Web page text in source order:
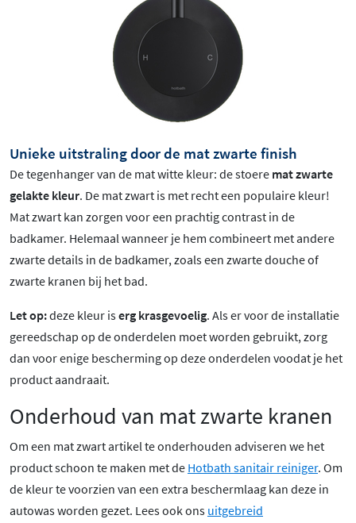
Unieke uitstraling door de mat zwarte finish
De tegenhanger van de mat witte kleur: de stoere mat zwarte
gelakte kleur. De mat zwart is met recht een populaire kleur!
Mat zwart kan zorgen voor een prachtig contrast in de
badkamer. Helemaal wanneer je hem combineert met andere
zwarte details in de badkamer, zoals een zwarte douche of
zwarte kranen bij het bad.
Let op:deze kleur iserg krasgevoelig. Als er voor de installatie
gereedschap op de onderdelen moet worden gebruikt, zorg
dan voor enige bescherming op deze onderdelen voodat je het
product aandraait.
Onderhoud van mat zwarte kranen
Om een mat zwart artikel te onderhouden adviseren we het
product schoon te maken met de Hotbath sanitair reiniger. Om
de kleur te voorzien van een extra beschermlaag kan deze in
autowas worden gezet. Lees ook ons uitgebreid